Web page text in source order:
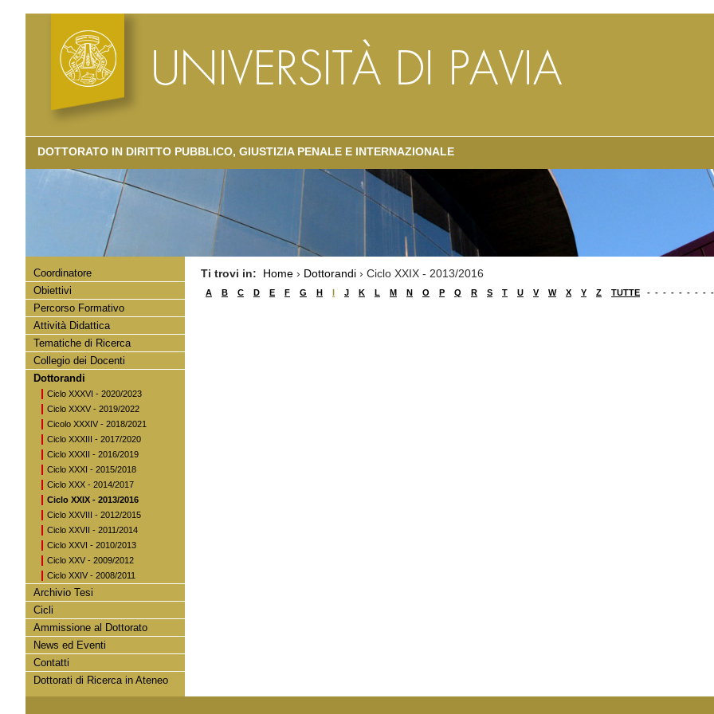
DOTTORATO IN DIRITTO PUBBLICO, GIUSTIZIA PENALE E INTERNAZIONALE
Coordinatore
Obiettivi
Percorso Formativo
Attività Didattica
Tematiche di Ricerca
Collegio dei Docenti
Dottorandi
Ciclo XXXVI - 2020/2023
Ciclo XXXV - 2019/2022
Cicolo XXXIV - 2018/2021
Ciclo XXXIII - 2017/2020
Ciclo XXXII - 2016/2019
Ciclo XXXI - 2015/2018
Ciclo XXX - 2014/2017
Ciclo XXIX - 2013/2016
Ciclo XXVIII - 2012/2015
Ciclo XXVII - 2011/2014
Ciclo XXVI - 2010/2013
Ciclo XXV - 2009/2012
Ciclo XXIV - 2008/2011
Archivio Tesi
Cicli
Ammissione al Dottorato
News ed Eventi
Contatti
Dottorati di Ricerca in Ateneo
Ti trovi in: Home › Dottorandi › Ciclo XXIX - 2013/2016
A -
B -
C -
D -
E -
F -
G -
H -
I -
J K L M N O P Q R S T U V W X Y Z TUTTE